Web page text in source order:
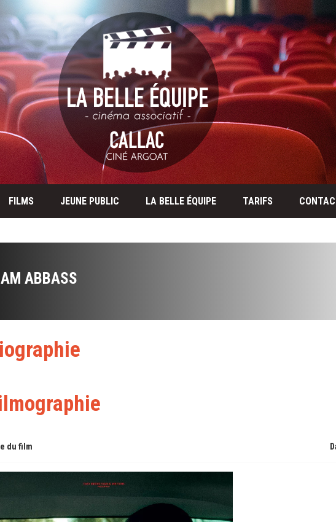
FILMS JEUNE PUBLIC LA BELLE ÉQUIPE TARIFS
ABBASS
du film